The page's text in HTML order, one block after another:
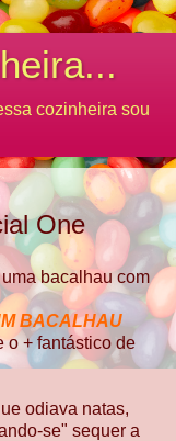
cozinheira sou
One
bacalhau com
BACALHAU
o + fantástico de
odiava natas,
se" sequer a